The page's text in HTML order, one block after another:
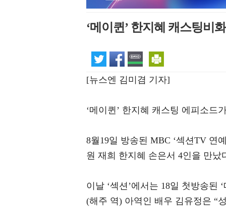
‘메이퀸’ 한지혜 캐스팅비
[뉴스엔 김미겸 기자]
‘메이퀸’ 한지혜 캐스팅 에피소드
8월19일 방송된 MBC ‘섹션TV 연
원 재희 한지혜 손은서 4인을 만났
이날 ‘섹션’에서는 18일 첫방송된
(해주 역) 아역인 배우 김유정은 “